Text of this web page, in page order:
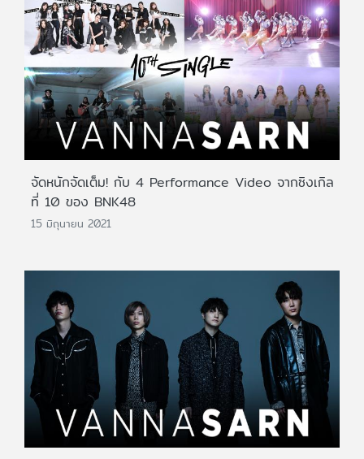
จัดหนักจัดเต็ม! กับ 4 Performance Video จากซิงเกิล
ที่ 10 ของ BNK48
15 มิถุนายน 2021